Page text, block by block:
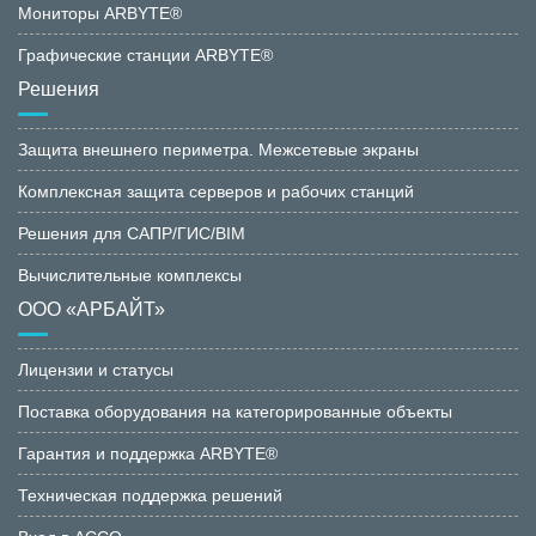
Мониторы ARBYTE®
Графические станции ARBYTE®
Решения
Защита внешнего периметра. Межсетевые экраны
Комплексная защита серверов и рабочих станций
Решения для САПР/ГИС/BIM
Вычислительные комплексы
ООО «АРБАЙТ»
Лицензии и статусы
Поставка оборудования на категорированные объекты
Гарантия и поддержка ARBYTE®
Техническая поддержка решений